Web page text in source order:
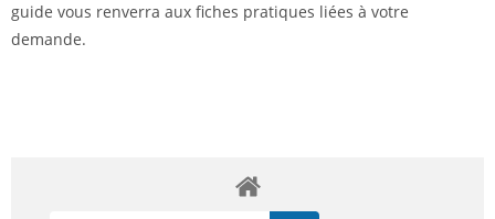
guide vous renverra aux fiches pratiques liées à votre
demande.